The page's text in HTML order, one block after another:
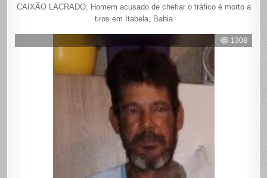
CAIXÃO LACRADO: Homem acusado de chefiar o tráfico é morto a
tiros em Itabela, Bahia
1308